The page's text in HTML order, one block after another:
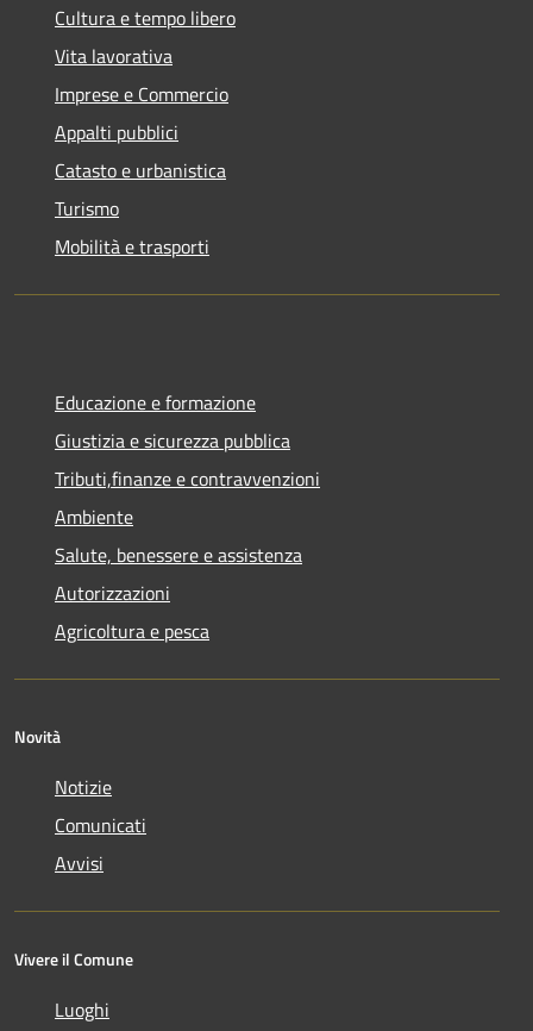
Cultura e tempo libero
Vita lavorativa
Imprese e Commercio
Appalti pubblici
Catasto e urbanistica
Turismo
Mobilità e trasporti
Educazione e formazione
Giustizia e sicurezza pubblica
Tributi,finanze e contravvenzioni
Ambiente
Salute, benessere e assistenza
Autorizzazioni
Agricoltura e pesca
Novità
Notizie
Comunicati
Avvisi
Vivere il Comune
Luoghi